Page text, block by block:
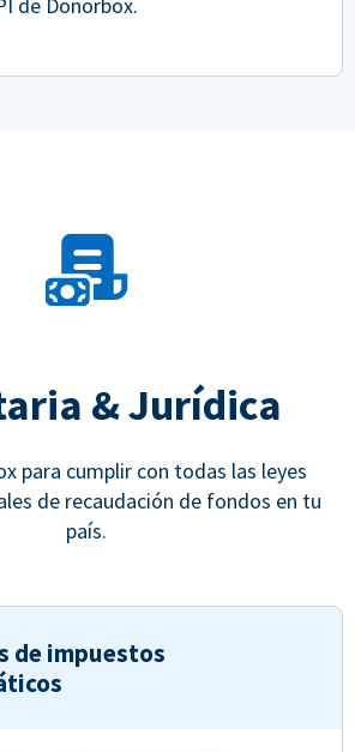
& Jurídica
para cumplir con todas las leyes
de recaudación de fondos en tu
país.
de impuestos